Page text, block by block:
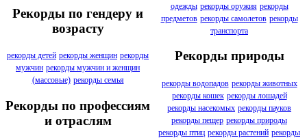
Рекорды по гендеру и
возрасту
рекорды детей рекорды женщин рекорды
мужчин рекорды мужчин и женщин
(массовые) рекорды семья
Рекорды по профессиям
и отраслям
одежды рекорды оружия рекорды
предметов рекорды самолетов рекорды
транспорта
Рекорды природы
рекорды водопадов рекорды животных
рекорды кошек рекорды лошадей
рекорды насекомых рекорды пауков
рекорды пещер рекорды природы
рекорды птиц рекорды растений рекорды